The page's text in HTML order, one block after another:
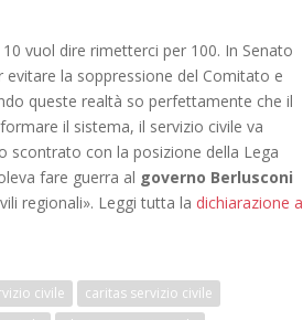
vuol dire rimetterci per 100. In Senato
evitare la soppressione del Comitato e
queste realtà so perfettamente che il
il sistema, il servizio civile va
scontrato con la posizione della Lega
fare guerra al governo Berlusconi
regionali». Leggi tutta la dichiarazione a
civile
caritas servizio civile